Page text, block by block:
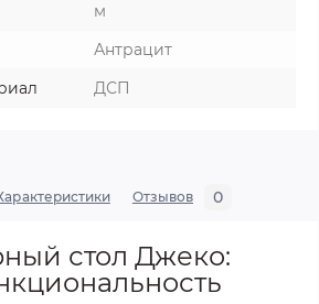
м
Антрацит
ДСП
Отзывов 0
стол Джеко: